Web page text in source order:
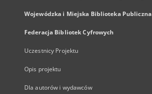
Wojewódzka i Miejska Biblioteka Publiczna
Federacja Bibliotek Cyfrowych
Uczestnicy Projektu
Opis projektu
Dla autorów i wydawców